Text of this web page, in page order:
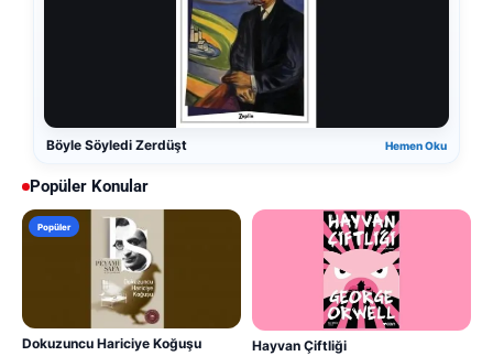
Böyle Söyledi Zerdüşt Hemen Oku
Popüler Konular
Popüler
Dokuzuncu Hariciye Koğuşu Hayvan Çiftliği